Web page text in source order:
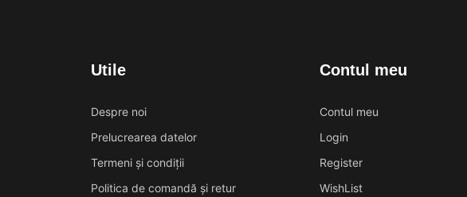
Utile
Despre noi
Prelucrearea datelor
Termeni și condiții
Politica de comandă și retur
Contul meu
Contul meu
Login
Register
WishList